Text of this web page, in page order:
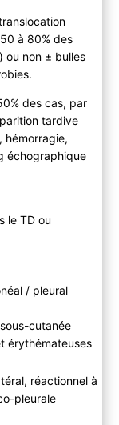
à 80% des
ou non ± bulles
des cas, par
tardive
hémorragie,
échographique
le TD ou
/ pleural
cutanée
érythémateuses
réactionnel à
pleurale